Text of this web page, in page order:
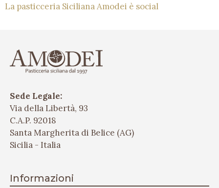
La pasticceria Siciliana Amodei è social
Sede Legale:
Via della Libertà, 93
C.A.P. 92018
Santa Margherita di Belice (AG)
Sicilia - Italia
Informazioni